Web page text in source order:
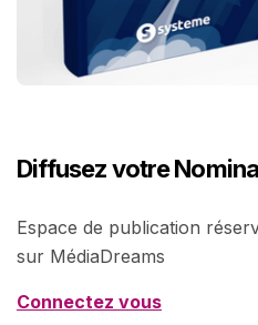
Diffusez votre
Espace de publication
sur MédiaDreams
Connectez vous